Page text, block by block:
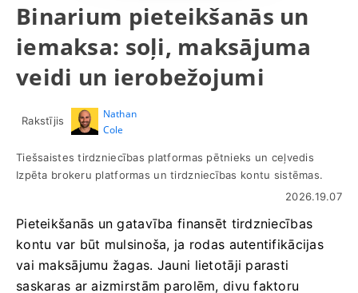
Binarium pieteikšanās un
iemaksa: soļi, maksājuma
veidi un ierobežojumi
Rakstījis
Nathan
Cole
Tiešsaistes tirdzniecības platformas pētnieks un ceļvedis
Izpēta brokeru platformas un tirdzniecības kontu sistēmas.
2026.19.07
Pieteikšanās un gatavība finansēt tirdzniecības
kontu var būt mulsinoša, ja rodas autentifikācijas
vai maksājumu žagas. Jauni lietotāji parasti
saskaras ar aizmirstām parolēm, divu faktoru